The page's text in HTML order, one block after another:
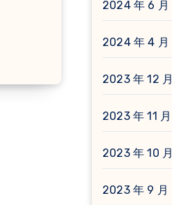
2024 年 6 月
2024 年 4 月
2023 年 12 月
2023 年 11 月
2023 年 10 月
2023 年 9 月